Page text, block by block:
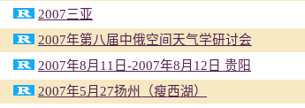
2007三亚
2007年第八届中俄空间天气学研讨会
2007年8月11日-2007年8月12日 贵阳
2007年5月27扬州（瘦西湖）